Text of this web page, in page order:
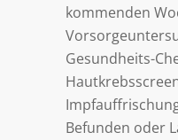
kommenden
Gesundheits-
Befunden oder